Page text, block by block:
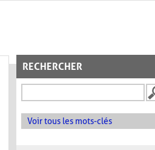
RECHERCHER
Voir tous les mots-clés